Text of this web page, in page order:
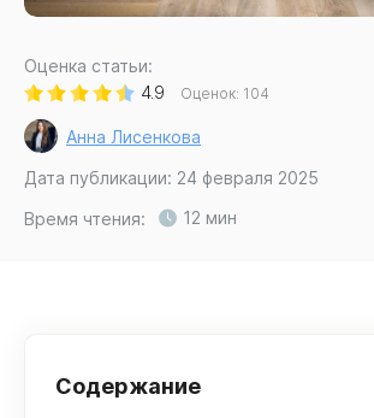
Оценка статьи:
4.9 Оценок: 104
Анна Лисенкова
Дата публикации: 24 февраля 2025
Время чтения:
12 мин
Содержание